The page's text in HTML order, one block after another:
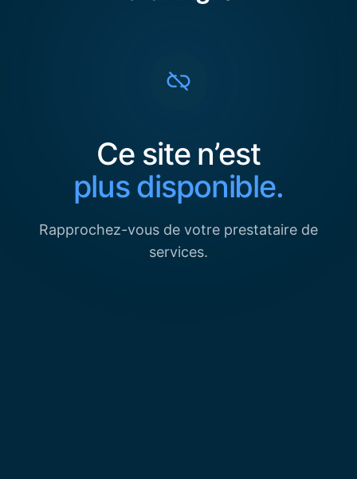
Ce site n’est
plus disponible.
Rapprochez-vous de votre prestataire de
services.